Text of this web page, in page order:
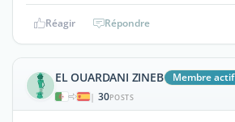
Réagir Répondre
EL OUARDANI ZINEB Membre actif
| 30POSTS